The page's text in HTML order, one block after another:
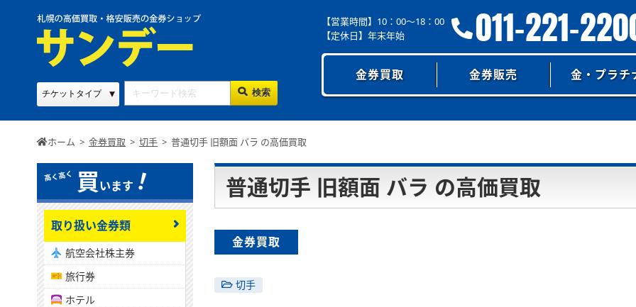
【営業時間】10：00～18：00
【定休日】年末年始
011-221-
金券買取 金券販売 金・プラチ
ホーム > 金券買取 > 切手 > 普通切手 旧額面 バラ の高価買取
普通切手 旧額面 バラ の高価買取
金券買取
切手
買います！
取り扱い金券類
航空会社株主券
旅行券
ホテル